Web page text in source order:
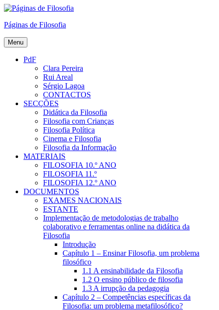
Skip
content
Páginas de Filosofia
Menu
PdF
Clara Pereira
Rui Areal
Sérgio Lagoa
CONTACTOS
SECÇÕES
Didática da Filosofia
Filosofia com Crianças
Filosofia Política
Cinema e Filosofia
Filosofia da Informação
MATERIAIS
FILOSOFIA 10.º ANO
FILOSOFIA 11.º
FILOSOFIA 12.º ANO
DOCUMENTOS
EXAMES NACIONAIS
ESTANTE
Implementação de metodologias de trabalho
colaborativo e ferramentas online na didática da
Filosofia
Introdução
Capítulo 1 – Ensinar Filosofia, um problema
filosófico
1.1 A ensinabilidade da Filosofia
1.2 O ensino público de filosofia
1.3 A irrupção da pedagogia
Capítulo 2 – Competências específicas da
Filosofia: um problema metafilosófico?